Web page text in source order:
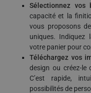
Sélectionnez vos
capacité et la
vous proposons
uniques. Indiquez
votre panier pour
Téléchargez vos
design ou créez-le
C’est rapide,
possibilités de